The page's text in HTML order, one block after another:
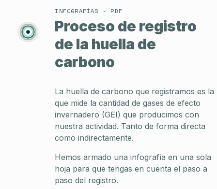
INFOGRAFÍAS - PDF
Proceso de registro
de la huella de
carbono
La huella de carbono que registramos es la
que mide la cantidad de gases de efecto
invernadero (GEI) que producimos con
nuestra actividad. Tanto de forma directa
como indirectamente.
Hemos armado una infografía en una sola
hoja para que tengas en cuenta el paso a
paso del registro.